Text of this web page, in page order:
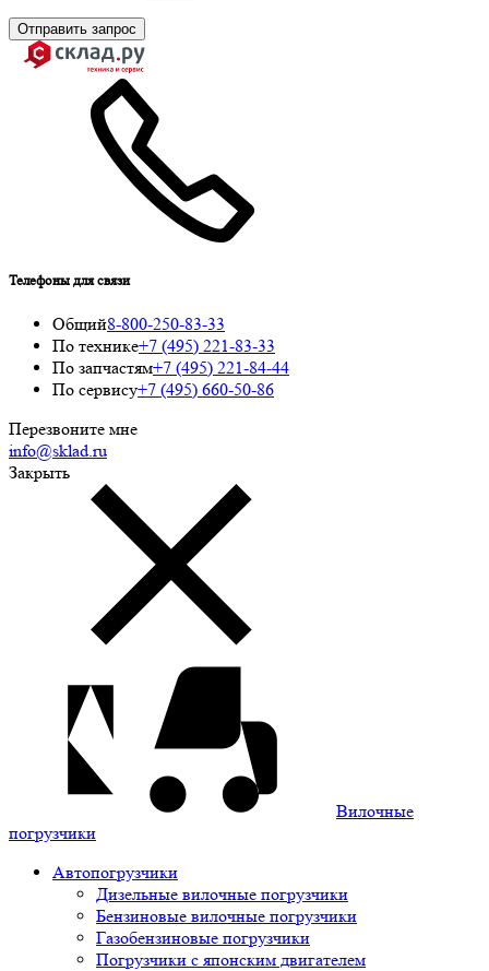
Отправить запрос
Телефоны для связи
Общий8-800-250-83-33
По технике+7 (495) 221-83-33
По запчастям+7 (495) 221-84-44
По сервису+7 (495) 660-50-86
Перезвоните мне
info@sklad.ru
Закрыть
Вилочные
погрузчики
Автопогрузчики
Дизельные вилочные погрузчики
Бензиновые вилочные погрузчики
Газобензиновые погрузчики
Погрузчики с японским двигателем